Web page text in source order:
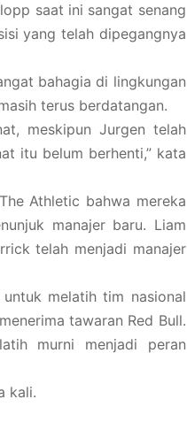
saat ini sangat senang
yang telah dipegangnya
bahagia di lingkungan
terus berdatangan.
meskipun Jurgen telah
itu belum berhenti,” kata
Athletic bahwa mereka
manajer baru. Liam
telah menjadi manajer
melatih tim nasional
tawaran Red Bull.
murni menjadi peran
kali.